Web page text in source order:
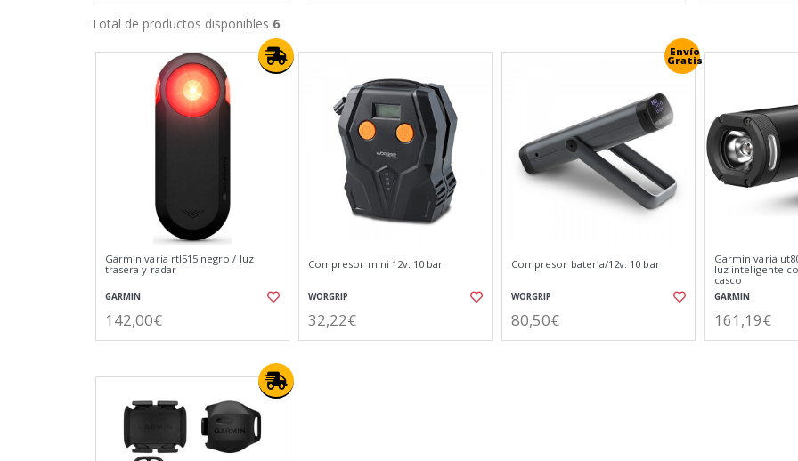
Total de productos disponibles 6
Garmin varia rtl515 negro / luz
trasera y radar
GARMIN
142,00€
Compresor mini 12v. 10 bar
WORGRIP
32,22€
Envío
Gratis
Compresor bateria/12v. 10 bar
WORGRIP
80,50€
Garmin varia
luz inteligente
casco
GARMIN
161,19€